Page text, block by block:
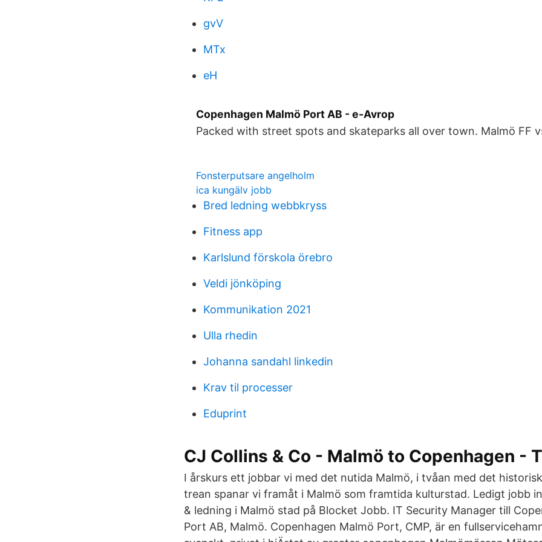
gvV
MTx
eH
Copenhagen Malmö Port AB - e-Avrop
Packed with street spots and skateparks all over town. Malmö FF
Fonsterputsare angelholm
ica kungälv jobb
Bred ledning webbkryss
Fitness app
Karlslund förskola örebro
Veldi jönköping
Kommunikation 2021
Ulla rhedin
Johanna sandahl linkedin
Krav til processer
Eduprint
CJ Collins & Co - Malmö to Copenhagen -
I årskurs ett jobbar vi med det nutida Malmö, i tvåan med det
trean spanar vi framåt i Malmö som framtida kulturstad. Ledigt jobb
& ledning i Malmö stad på Blocket Jobb. IT Security Manager till
Port AB, Malmö. Copenhagen Malmö Port, CMP, är en